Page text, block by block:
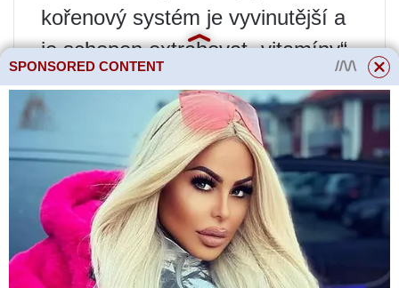
kořenový systém je vyvinutější a
je schopen extrahovat „vitamíny“
z hloubky, ale stále to může mít
negativní vliv na sklizeň. Tuto
situaci je potřeba předvídat i při
přistání. Pokud se vaše lokalita
nachází v nížině a může být
zaplavena nebo je podzemní
voda příliš blízko, musí být
SPONSORED CONTENT